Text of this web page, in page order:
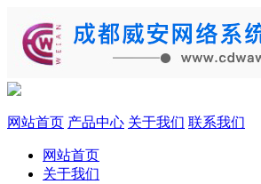
网站首页 产品中心 关于我们 联系我们
网站首页
关于我们